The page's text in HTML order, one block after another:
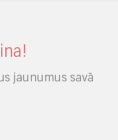
jaunumus savā